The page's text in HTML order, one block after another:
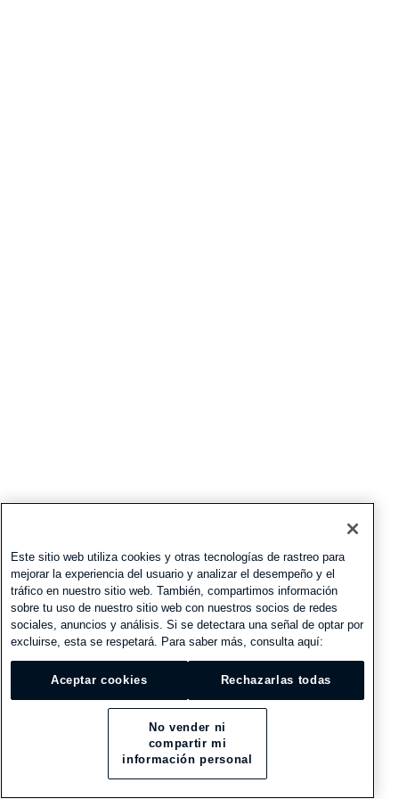
Este sitio web utiliza cookies y otras tecnologías de rastreo para
mejorar la experiencia del usuario y analizar el desempeño y el
tráfico en nuestro sitio web. También, compartimos información
sobre tu uso de nuestro sitio web con nuestros socios de redes
sociales, anuncios y análisis. Si se detectara una señal de optar por
excluirse, esta se respetará. Para saber más, consulta aquí:
Aceptar cookies Rechazarlas todas
No vender ni
compartir mi
información personal